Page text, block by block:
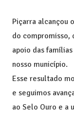
Piçarra alcançou
do compromisso,
apoio das
nosso município.
Esse resultado
e seguimos
ao Selo Ouro e a